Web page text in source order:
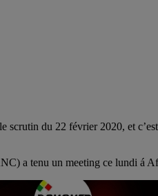
scrutin du 22 février 2020, et
a tenu un meeting ce lundi á